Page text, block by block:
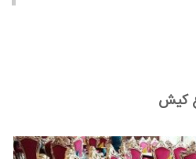
کیش